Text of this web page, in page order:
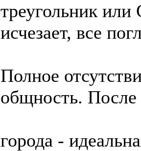
треугольник или
исчезает, все
Полное
общность. После
города -